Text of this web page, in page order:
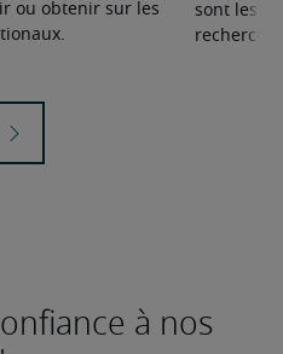
ou obtenir sur les
sont les